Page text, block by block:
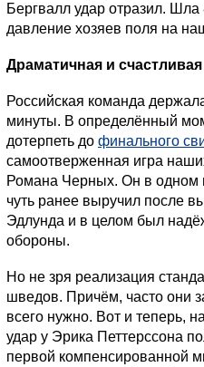
Бергвалл удар отразил.
давление хозяев поля на
Драматичная и
Российская команда
минуты. В определённый
дотерпеть до финального
самоотверженная игра
Романа Черных. Он в одном
чуть ранее выручил после
Эдлунда и в целом был
обороны.
Но не зря реализация
шведов. Причём, часто они
всего нужно. Вот и теперь,
удар у Эрика Петтерссона
первой компенсированной